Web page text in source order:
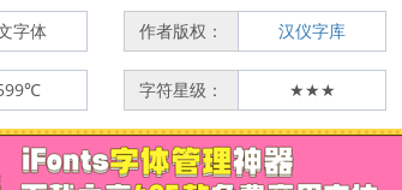
字体 作者版权： 汉仪字库
字符星级： ★★★